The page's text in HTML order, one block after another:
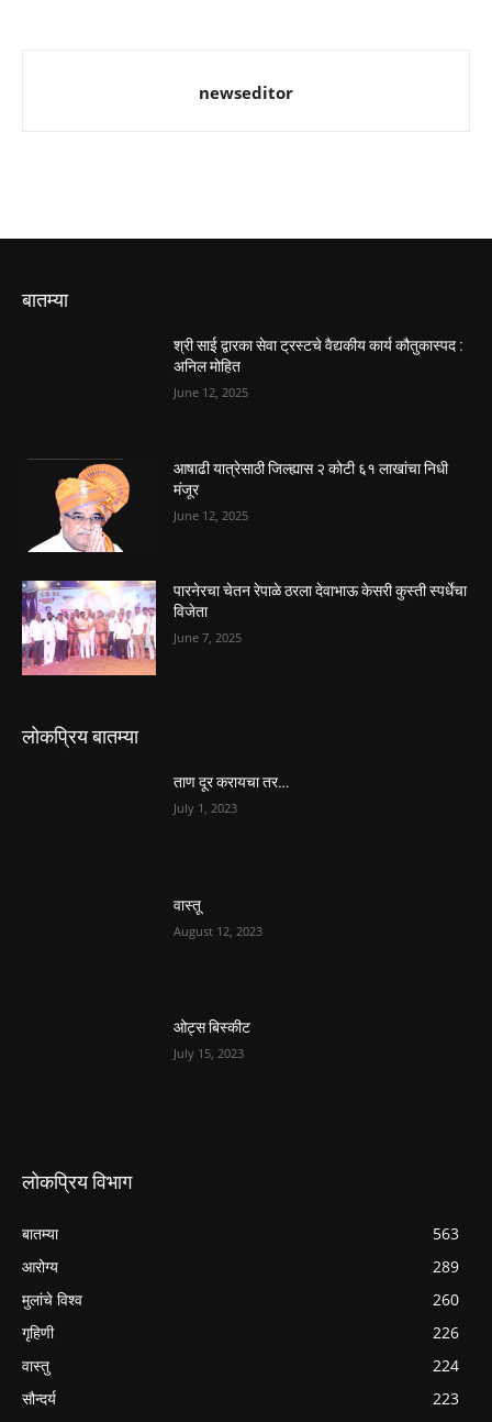
newseditor
बातम्या
श्री साई द्वारका सेवा ट्रस्टचे वैद्यकीय कार्य कौतुकास्पद :
अनिल मोहित
June 12, 2025
आषाढी यात्रेसाठी जिल्ह्यास २ कोटी ६१ लाखांचा निधी
मंजूर
June 12, 2025
पारनेरचा चेतन रेपाळे ठरला देवाभाऊ केसरी कुस्ती स्पर्धेचा
विजेता
June 7, 2025
लोकप्रिय बातम्या
ताण दूर करायचा तर…
July 1, 2023
वास्तू
August 12, 2023
ओट्स बिस्कीट
July 15, 2023
लोकप्रिय विभाग
बातम्या
563
आरोग्य
289
मुलांचे विश्व
260
गृहिणी
226
वास्तु
224
सौन्दर्य
223